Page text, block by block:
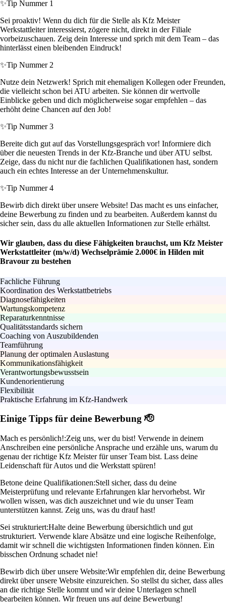
✨Tip Nummer 1
Sei proaktiv! Wenn du dich für die Stelle als Kfz Meister
Werkstattleiter interessierst, zögere nicht, direkt in der Filiale
vorbeizuschauen. Zeig dein Interesse und sprich mit dem Team – das
hinterlässt einen bleibenden Eindruck!
✨Tip Nummer 2
Nutze dein Netzwerk! Sprich mit ehemaligen Kollegen oder Freunden,
die vielleicht schon bei ATU arbeiten. Sie können dir wertvolle
Einblicke geben und dich möglicherweise sogar empfehlen – das
erhöht deine Chancen auf den Job!
✨Tip Nummer 3
Bereite dich gut auf das Vorstellungsgespräch vor! Informiere dich
über die neuesten Trends in der Kfz-Branche und über ATU selbst.
Zeige, dass du nicht nur die fachlichen Qualifikationen hast, sondern
auch ein echtes Interesse an der Unternehmenskultur.
✨Tip Nummer 4
Bewirb dich direkt über unsere Website! Das macht es uns einfacher,
deine Bewerbung zu finden und zu bearbeiten. Außerdem kannst du
sicher sein, dass du alle aktuellen Informationen zur Stelle erhältst.
Wir glauben, dass du diese Fähigkeiten brauchst, um Kfz Meister
Werkstattleiter (m/w/d) Wechselprämie 2.000€ in Hilden mit
Bravour zu bestehen
Fachliche Führung
Koordination des Werkstattbetriebs
Diagnosefähigkeiten
Wartungskompetenz
Reparaturkenntnisse
Qualitätsstandards sichern
Coaching von Auszubildenden
Teamführung
Planung der optimalen Auslastung
Kommunikationsfähigkeit
Verantwortungsbewusstsein
Kundenorientierung
Flexibilität
Praktische Erfahrung im Kfz-Handwerk
Einige Tipps für deine Bewerbung 🫡
Mach es persönlich!:Zeig uns, wer du bist! Verwende in deinem
Anschreiben eine persönliche Ansprache und erzähle uns, warum du
genau der richtige Kfz Meister für unser Team bist. Lass deine
Leidenschaft für Autos und die Werkstatt spüren!
Betone deine Qualifikationen:Stell sicher, dass du deine
Meisterprüfung und relevante Erfahrungen klar hervorhebst. Wir
wollen wissen, was dich auszeichnet und wie du unser Team
unterstützen kannst. Zeig uns, was du drauf hast!
Sei strukturiert:Halte deine Bewerbung übersichtlich und gut
strukturiert. Verwende klare Absätze und eine logische Reihenfolge,
damit wir schnell die wichtigsten Informationen finden können. Ein
bisschen Ordnung schadet nie!
Bewirb dich über unsere Website:Wir empfehlen dir, deine Bewerbung
direkt über unsere Website einzureichen. So stellst du sicher, dass alles
an die richtige Stelle kommt und wir deine Unterlagen schnell
bearbeiten können. Wir freuen uns auf deine Bewerbung!